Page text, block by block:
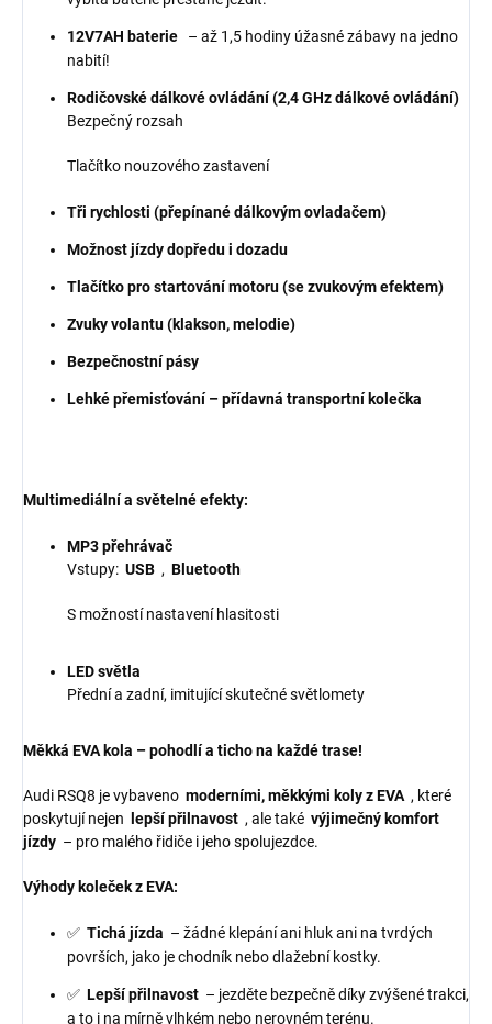
12V7AH baterie
– až 1,5 hodiny úžasné zábavy na jedno
nabití!
Rodičovské dálkové ovládání (2,4 GHz dálkové ovládání)
Bezpečný rozsah
Tlačítko nouzového zastavení
Tři rychlosti (přepínané dálkovým ovladačem)
Možnost jízdy dopředu i dozadu
Tlačítko pro startování motoru (se zvukovým efektem)
Zvuky volantu (klakson, melodie)
Bezpečnostní pásy
Lehké přemisťování – přídavná transportní kolečka
Multimediální a světelné efekty:
MP3 přehrávač
Vstupy: USB , Bluetooth
S možností nastavení hlasitosti
LED světla
Přední a zadní, imitující skutečné světlomety
Měkká EVA kola – pohodlí a ticho na každé trase!
Audi RSQ8 je vybaveno moderními, měkkými koly z EVA , které
poskytují nejen
lepší přilnavost , ale také výjimečný komfort
jízdy – pro malého řidiče i jeho spolujezdce.
Výhody koleček z EVA:
✅ Tichá jízda – žádné klepání ani hluk ani na tvrdých
površích, jako je chodník nebo dlažební kostky.
✅ Lepší přilnavost – jezděte bezpečně díky zvýšené trakci,
a to i na mírně vlhkém nebo nerovném terénu.